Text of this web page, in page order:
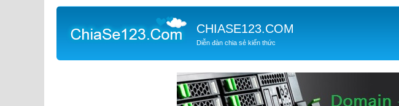
CHIASE123.COM
Diễn đàn chia sẻ kiến thức